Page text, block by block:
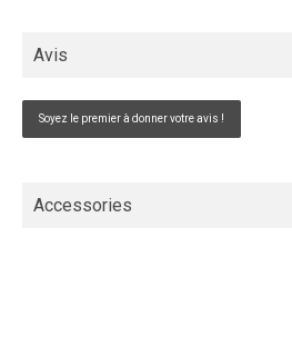
Avis
Soyez le premier à donner votre avis !
Accessories